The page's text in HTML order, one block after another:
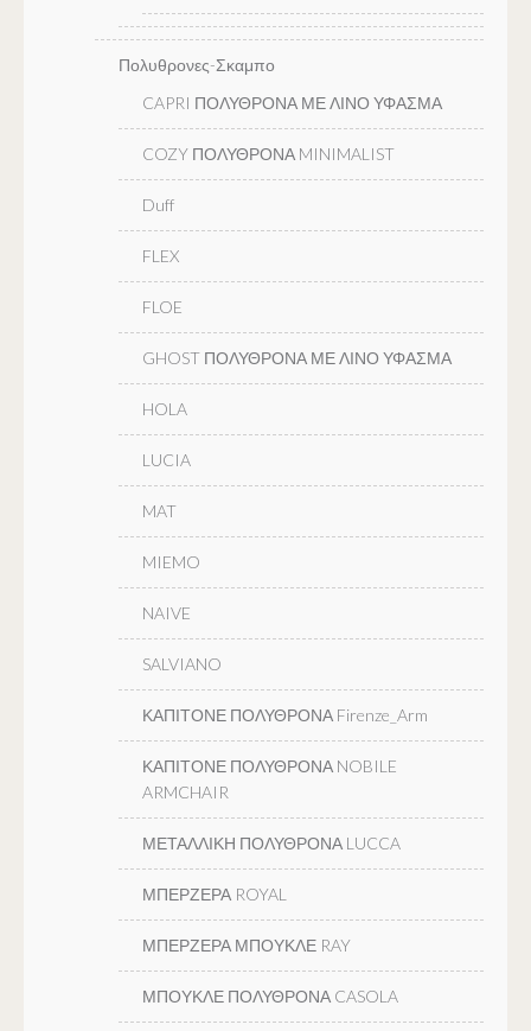
Πολυθρονες-Σκαμπο
CAPRI ΠΟΛΥΘΡΟΝΑ ΜΕ ΛΙΝΟ ΥΦΑΣΜΑ
COZY ΠΟΛΥΘΡΟΝΑ MINIMALIST
Duff
FLEX
FLOE
GHOST ΠΟΛΥΘΡΟΝΑ ΜΕ ΛΙΝΟ ΥΦΑΣΜΑ
HOLA
LUCIA
MAT
MIEMO
NAIVE
SALVIANO
ΚΑΠΙΤΟΝΕ ΠΟΛΥΘΡΟΝΑ Firenze_Arm
ΚΑΠΙΤΟΝΕ ΠΟΛΥΘΡΟΝΑ NOBILE
ARMCHAIR
ΜΕΤΑΛΛΙΚΗ ΠΟΛΥΘΡΟΝΑ LUCCA
ΜΠΕΡΖΕΡΑ ROYAL
ΜΠΕΡΖΕΡΑ ΜΠΟΥΚΛΕ RAY
ΜΠΟΥΚΛΕ ΠΟΛΥΘΡΟΝΑ CASOLA